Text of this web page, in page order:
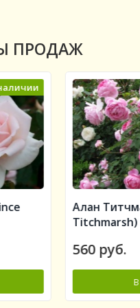
ПРОДАЖ
В наличии
(Alan